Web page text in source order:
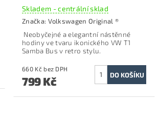
Skladem - centrální sklad
Značka: Volkswagen Original ®
Neobyčejné a elegantní nástěnné
hodiny ve tvaru ikonického VW T1
Samba Bus v retro stylu.
660 Kč bez DPH
799 Kč